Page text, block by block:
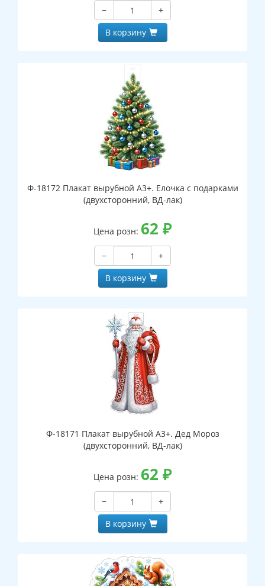
−
+
В корзину
Ф-18172 Плакат вырубной А3+. Елочка с подарками
(двухсторонний, ВД-лак)
Цена розн: 62 ₽
−
+
В корзину
Ф-18171 Плакат вырубной А3+. Дед Мороз
(двухсторонний, ВД-лак)
Цена розн: 62 ₽
−
+
В корзину